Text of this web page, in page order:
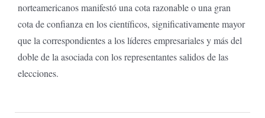
norteamericanos manifestó una cota razonable o una gran
cota de confianza en los científicos, significativamente mayor
que la correspondientes a los líderes empresariales y más del
doble de la asociada con los representantes salidos de las
elecciones.